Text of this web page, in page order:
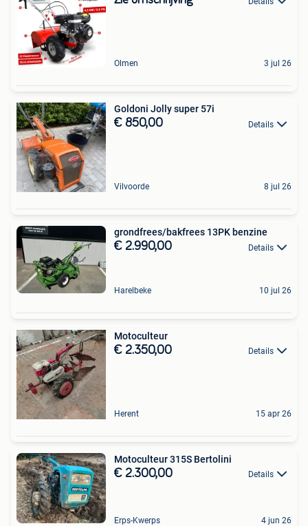
Olmen 3 jul 26
Goldoni Jolly super 57i
€ 850,00 Details
Vilvoorde 8 jul 26
grondfrees/bakfrees 13PK benzine
€ 2.990,00 Details
Harelbeke 10 jul 26
Motoculteur
€ 2.350,00 Details
Herent 15 apr 26
Motoculteur 315S Bertolini
€ 2.300,00 Details
Erps-Kwerps 4 jun 26